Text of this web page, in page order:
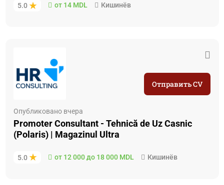
5.0 от 14 MDL Кишинёв
Опубликовано вчера
Promoter Consultant - Tehnică de Uz Casnic
(Polaris) | Magazinul Ultra
5.0 от 12 000 до 18 000 MDL Кишинёв
Отправить CV